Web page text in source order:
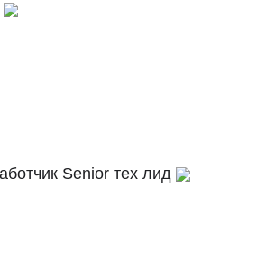
Senior тех лид